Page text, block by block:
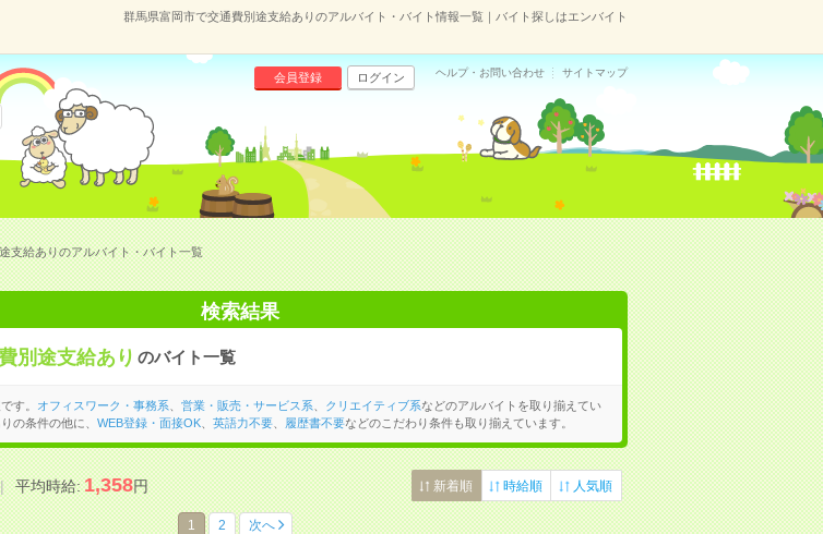
群馬県富岡市で交通費別途支給ありのアルバイト・バイト情報一覧｜バイト探しはエンバイト
会員登録 ログイン ヘルプ・お問い合わせ サイトマップ
支給ありのアルバイト・バイト一覧
検索結果
別途支給あり のバイト一覧
す。 オフィスワーク・事務系 営業・販売・サービス系 クリエイティブ系などのアルバイトを取り揃えてい
の条件の他に、 WEB登録・面接OK、 英語力不要、 履歴書不要などのこだわり条件も取り揃えています。
平均時給:1,358円 新着順 時給順 人気順
1 2 次へ